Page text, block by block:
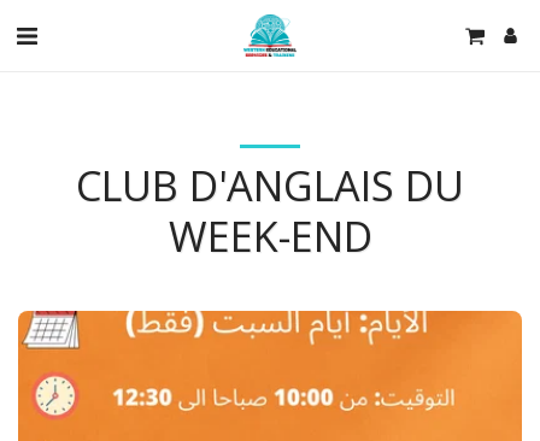
CLUB D'ANGLAIS DU
WEEK-END